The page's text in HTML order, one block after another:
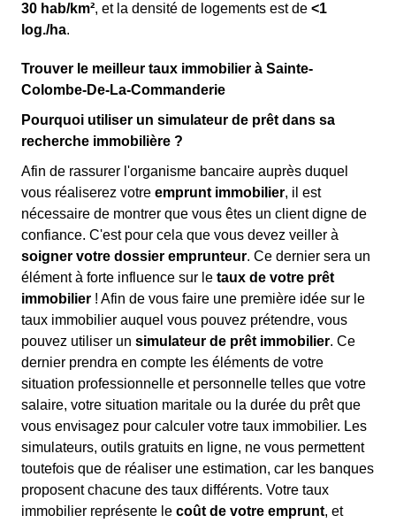
30 hab/km², et la densité de logements est de <1
log./ha.
Trouver le meilleur taux immobilier à Sainte-
Colombe-De-La-Commanderie
Pourquoi utiliser un simulateur de prêt dans sa
recherche immobilière ?
Afin de rassurer l'organisme bancaire auprès duquel
vous réaliserez votre emprunt immobilier, il est
nécessaire de montrer que vous êtes un client digne de
confiance. C'est pour cela que vous devez veiller à
soigner votre dossier emprunteur. Ce dernier sera un
élément à forte influence sur le taux de votre prêt
immobilier ! Afin de vous faire une première idée sur le
taux immobilier auquel vous pouvez prétendre, vous
pouvez utiliser un simulateur de prêt immobilier. Ce
dernier prendra en compte les éléments de votre
situation professionnelle et personnelle telles que votre
salaire, votre situation maritale ou la durée du prêt que
vous envisagez pour calculer votre taux immobilier. Les
simulateurs, outils gratuits en ligne, ne vous permettent
toutefois que de réaliser une estimation, car les banques
proposent chacune des taux différents. Votre taux
immobilier représente le coût de votre emprunt, et